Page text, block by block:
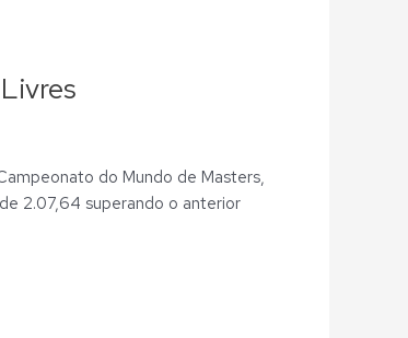
do Mundo de Masters,
2.07,64 superando o anterior